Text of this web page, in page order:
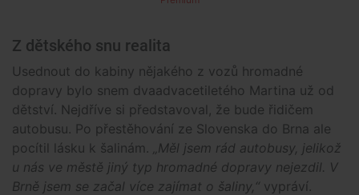
Z dětského snu realita
Usednout do kabiny nějakého z vozů hromadné
dopravy bylo snem dvaadvacetiletého Martina už od
dětství. Nejdříve si představoval, že bude řidičem
autobusu. Po přestěhování ze Slovenska do Brna ale
pocítil lásku k šalinám. „Měl jsem rád autobusy, jelikož
u nás ve městě jiný typ hromadné dopravy nejezdil. V
Brně jsem se začal více zajímat o šaliny,“ vypráví.